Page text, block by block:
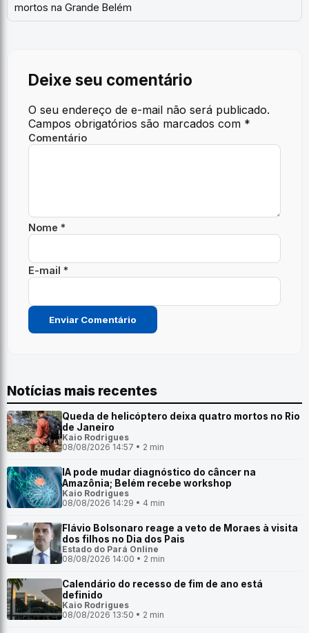
mortos na Grande Belém
Deixe seu comentário
O seu endereço de e-mail não será publicado.
Campos obrigatórios são marcados com *
Comentário
Nome *
E-mail *
Notícias mais recentes
Queda de helicóptero deixa quatro mortos no Rio
de Janeiro
Kaio Rodrigues
08/08/2026 14:57 • 2 min
IA pode mudar diagnóstico do câncer na
Amazônia; Belém recebe workshop
Kaio Rodrigues
08/08/2026 14:29 • 4 min
Flávio Bolsonaro reage a veto de Moraes à visita
dos filhos no Dia dos Pais
Estado do Pará Online
08/08/2026 14:00 • 2 min
Calendário do recesso de fim de ano está
definido
Kaio Rodrigues
08/08/2026 13:50 • 2 min